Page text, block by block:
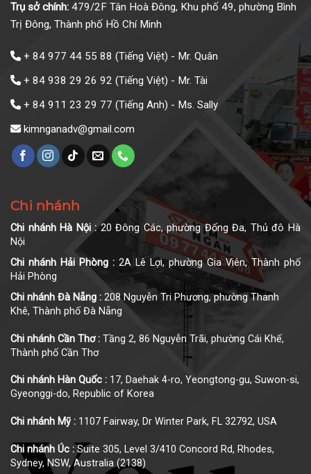
Trụ sở chính: 479/2F Tân Hoà Đông, Khu phố 49, phường Bình
Trị Đông, Thành phố Hồ Chí Minh
+ 84 977 44 55 88 (Tiếng Việt) - Mr. Quân
+ 84 938 29 26 92 (Tiếng Việt) - Mr. Tài
+ 84 911 23 29 77 (Tiếng Anh) - Ms. Sally
kimnganadv@gmail.com
Chi nhánh
Chi nhánh Hà Nội :20 Đông Các, phường Đống Đa, Thủ đô Hà
Nội
Chi nhánh Hải Phòng : 2A Lê Lợi, phường Gia Viên, Thành phố
Hải Phòng
Chi nhánh Đà Nẵng : 208 Nguyễn Tri Phương, phường Thanh
Khê, Thành phố Đà Nẵng
Chi nhánh Cần Thơ : Tầng 2, 86 Nguyễn Trãi, phường Cái Khế,
Thành phố Cần Thơ
Chi nhánh Hàn Quốc : 17, Daehak 4-ro, Yeongtong-gu, Suwon-si,
Gyeonggi-do, Republic of Korea
Chi nhánh Mỹ : 1107 Fairway, Dr Winter Park, FL 32792, USA
Chi nhánh Úc : Suite 305, Level 3/410 Concord Rd, Rhodes,
Sydney, NSW, Australia (2138)